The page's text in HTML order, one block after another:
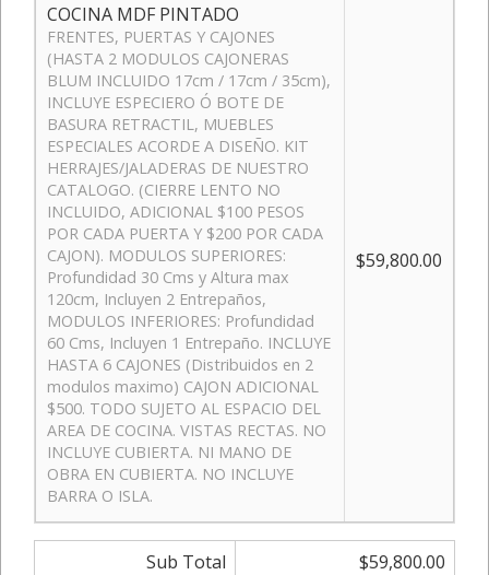
COCINA MDF PINTADO
FRENTES, PUERTAS Y CAJONES
(HASTA 2 MODULOS CAJONERAS
BLUM INCLUIDO 17cm / 17cm / 35cm),
INCLUYE ESPECIERO Ó BOTE DE
BASURA RETRACTIL, MUEBLES
ESPECIALES ACORDE A DISEÑO. KIT
HERRAJES/JALADERAS DE NUESTRO
CATALOGO. (CIERRE LENTO NO
INCLUIDO, ADICIONAL $100 PESOS
POR CADA PUERTA Y $200 POR CADA
CAJON). MODULOS SUPERIORES:
Profundidad 30 Cms y Altura max
120cm, Incluyen 2 Entrepaños,
MODULOS INFERIORES: Profundidad
60 Cms, Incluyen 1 Entrepaño. INCLUYE
HASTA 6 CAJONES (Distribuidos en 2
modulos maximo) CAJON ADICIONAL
$500. TODO SUJETO AL ESPACIO DEL
AREA DE COCINA. VISTAS RECTAS. NO
INCLUYE CUBIERTA. NI MANO DE
OBRA EN CUBIERTA. NO INCLUYE
BARRA O ISLA.
$59,800.00
Sub Total
$59,800.00